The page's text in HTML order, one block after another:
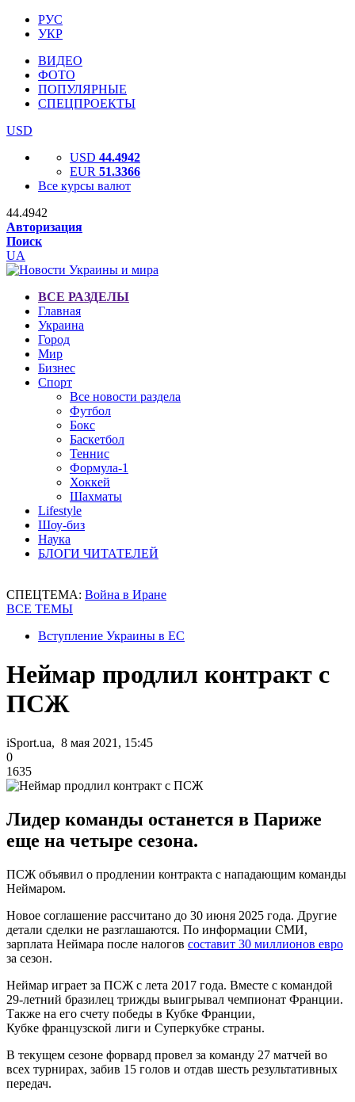
РУС
УКР
ВИДЕО
ФОТО
ПОПУЛЯРНЫЕ
СПЕЦПРОЕКТЫ
USD
USD 44.4942
EUR 51.3366
Все курсы валют
44.4942
Авторизация
Поиск
UA
ВСЕ РАЗДЕЛЫ
Главная
Украина
Город
Мир
Бизнес
Спорт
Все новости раздела
Футбол
Бокс
Баскетбол
Теннис
Формула-1
Хоккей
Шахматы
Lifestyle
Шоу-биз
Наука
БЛОГИ ЧИТАТЕЛЕЙ
СПЕЦТЕМА: Война в Иране
ВСЕ ТЕМЫ
Вступление Украины в ЕС
Неймар продлил контракт с
ПСЖ
iSport.ua, 8 мая 2021, 15:45
0
1635
Лидер команды останется в Париже
еще на четыре сезона.
ПСЖ объявил о продлении контракта с нападающим команды
Неймаром.
Новое соглашение рассчитано до 30 июня 2025 года. Другие
детали сделки не разглашаются. По информации СМИ,
зарплата Неймара после налогов составит 30 миллионов евро
за сезон.
Неймар играет за ПСЖ с лета 2017 года. Вместе с командой
29-летний бразилец трижды выигрывал чемпионат Франции.
Также на его счету победы в Кубке Франции,
Кубке французской лиги и Суперкубке страны.
В текущем сезоне форвард провел за команду 27 матчей во
всех турнирах, забив 15 голов и отдав шесть результативных
передач.